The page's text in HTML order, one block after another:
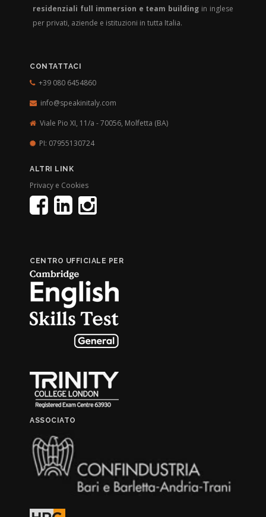
residenziali full immersion e team building in inglese
per privati, aziende e istituzioni in tutta Italia.
CONTATTACI
+39 080 6454860
info@speakinitaly.com
Viale Pio XI, 11/a - 70056, Molfetta (BA)
PI: 07955130724
ALTRI LINK
Privacy e Cookies
CENTRO UFFICIALE PER
ASSOCIATO